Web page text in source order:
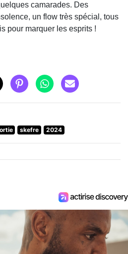
camarades. Des
un flow très spécial, tous
pour marquer les esprits !
skefre 2024